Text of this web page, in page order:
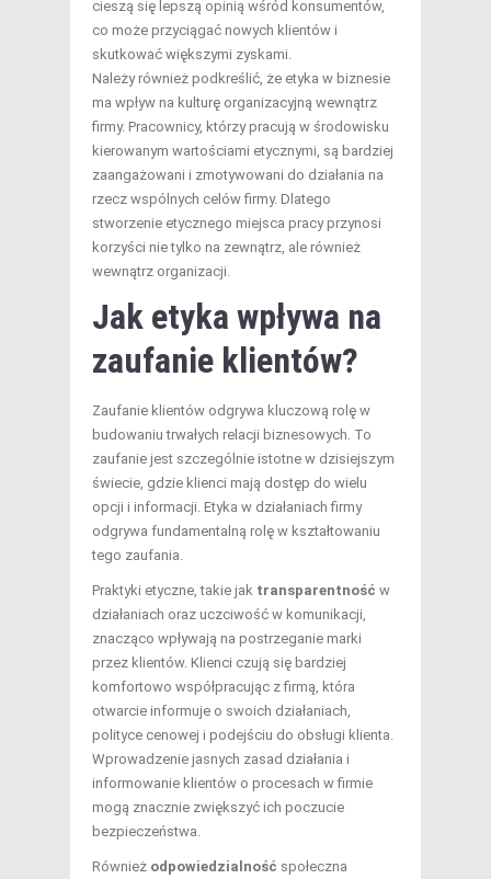
cieszą się lepszą opinią wśród konsumentów,
co może przyciągać nowych klientów i
skutkować większymi zyskami.
Należy również podkreślić, że etyka w biznesie
ma wpływ na kulturę organizacyjną wewnątrz
firmy. Pracownicy, którzy pracują w środowisku
kierowanym wartościami etycznymi, są bardziej
zaangażowani i zmotywowani do działania na
rzecz wspólnych celów firmy. Dlatego
stworzenie etycznego miejsca pracy przynosi
korzyści nie tylko na zewnątrz, ale również
wewnątrz organizacji.
Jak etyka wpływa na
zaufanie klientów?
Zaufanie klientów odgrywa kluczową rolę w
budowaniu trwałych relacji biznesowych. To
zaufanie jest szczególnie istotne w dzisiejszym
świecie, gdzie klienci mają dostęp do wielu
opcji i informacji. Etyka w działaniach firmy
odgrywa fundamentalną rolę w kształtowaniu
tego zaufania.
Praktyki etyczne, takie jak transparentność w
działaniach oraz uczciwość w komunikacji,
znacząco wpływają na postrzeganie marki
przez klientów. Klienci czują się bardziej
komfortowo współpracując z firmą, która
otwarcie informuje o swoich działaniach,
polityce cenowej i podejściu do obsługi klienta.
Wprowadzenie jasnych zasad działania i
informowanie klientów o procesach w firmie
mogą znacznie zwiększyć ich poczucie
bezpieczeństwa.
Również odpowiedzialność społeczna